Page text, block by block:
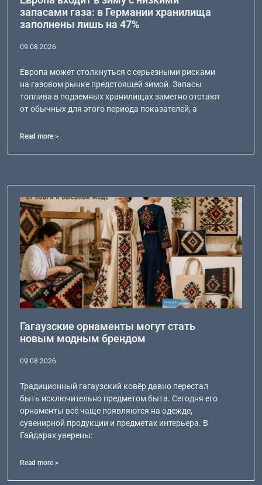
запасами газа: в Германии хранилища
заполнены лишь на 47%
09.08.2026
Европа может столкнуться с серьезными рисками
на газовом рынке предстоящей зимой. Запасы
топлива в подземных хранилищах заметно отстают
от обычных для этого периода показателей, а
Read more >
Гагаузские орнаменты могут стать
новым модным брендом
09.08.2026
Традиционный гагаузский ковёр давно перестал
быть исключительно предметом быта. Сегодня его
орнаменты всё чаще появляются на одежде,
сувенирной продукции и предметах интерьера. В
Гайдарах уверены:
Read more >